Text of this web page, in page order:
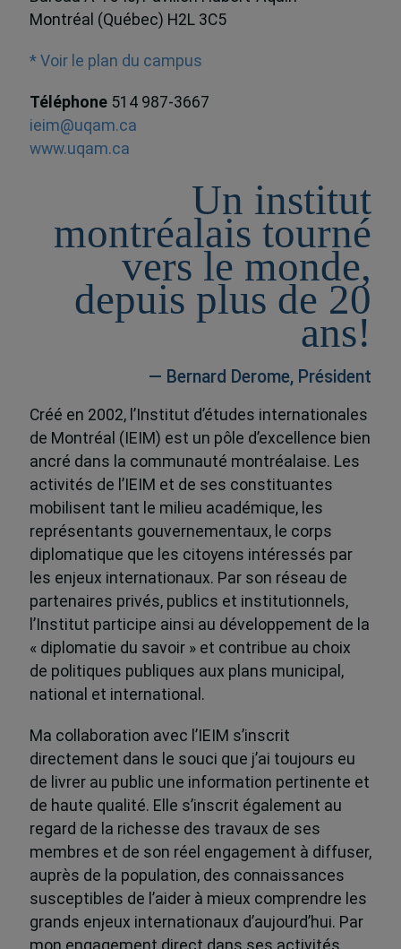
Montréal (Québec) H2L 3C5
* Voir le plan du campus
Téléphone 514 987-3667
ieim@uqam.ca
www.uqam.ca
Un institut
montréalais tourné
vers le monde,
depuis plus de 20
ans!
— Bernard Derome, Président
Créé en 2002, l’Institut d’études internationales
de Montréal (IEIM) est un pôle d’excellence bien
ancré dans la communauté montréalaise. Les
activités de l’IEIM et de ses constituantes
mobilisent tant le milieu académique, les
représentants gouvernementaux, le corps
diplomatique que les citoyens intéressés par
les enjeux internationaux. Par son réseau de
partenaires privés, publics et institutionnels,
l’Institut participe ainsi au développement de la
« diplomatie du savoir » et contribue au choix
de politiques publiques aux plans municipal,
national et international.
Ma collaboration avec l’IEIM s’inscrit
directement dans le souci que j’ai toujours eu
de livrer au public une information pertinente et
de haute qualité. Elle s’inscrit également au
regard de la richesse des travaux de ses
membres et de son réel engagement à diffuser,
auprès de la population, des connaissances
susceptibles de l’aider à mieux comprendre les
grands enjeux internationaux d’aujourd’hui. Par
mon engagement direct dans ses activités